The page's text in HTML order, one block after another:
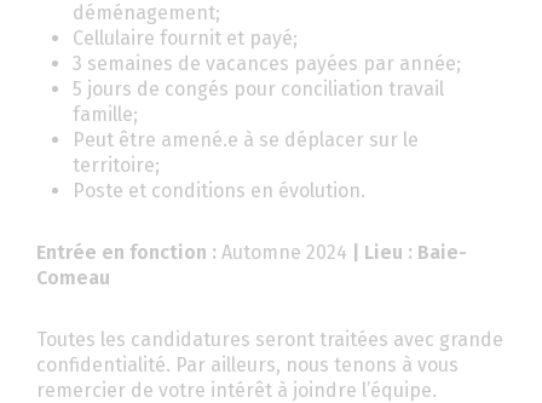
déménagement;
Cellulaire fournit et payé;
3 semaines de vacances payées par année;
5 jours de congés pour conciliation travail
famille;
Peut être amené.e à se déplacer sur le
territoire;
Poste et conditions en évolution.
Entrée en fonction : Automne 2024 | Lieu : Baie-
Comeau
Toutes les candidatures seront traitées avec grande
confidentialité. Par ailleurs, nous tenons à vous
remercier de votre intérêt à joindre l’équipe.